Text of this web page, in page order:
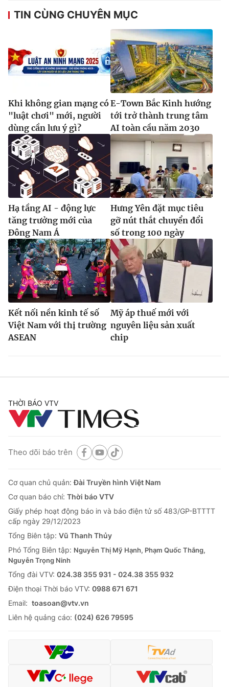
TIN CÙNG CHUYÊN MỤC
Khi không gian mạng có
"luật chơi" mới, người
dùng cần lưu ý gì?
E-Town Bắc Kinh hướng
tới trở thành trung tâm
AI toàn cầu năm 2030
Hạ tầng AI - động lực
tăng trưởng mới của
Đông Nam Á
Hưng Yên đặt mục tiêu
gỡ nút thắt chuyển đổi
số trong 100 ngày
Kết nối nền kinh tế số
Việt Nam với thị trường
ASEAN
Mỹ áp thuế mới với
nguyên liệu sản xuất
chip
THỜI BÁO VTV
Theo dõi báo trên
Cơ quan chủ quản:Đài Truyền hình Việt Nam
Cơ quan báo chí: Thời báo VTV
Giấy phép hoạt động báo in và báo điện tử số 483/GP-BTTTT
cấp ngày 29/12/2023
Tổng Biên tập: Vũ Thanh Thủy
Phó Tổng Biên tập: Nguyễn Thị Mỹ Hạnh, Phạm Quốc Thắng,
Nguyễn Trọng Ninh
Tổng đài VTV: 024.38 355 931 - 024.38 355 932
Ðiện thoại Thời báo VTV: 0988 671 671
Email: toasoan@vtv.vn
Liên hệ quảng cáo: (024) 626 79595